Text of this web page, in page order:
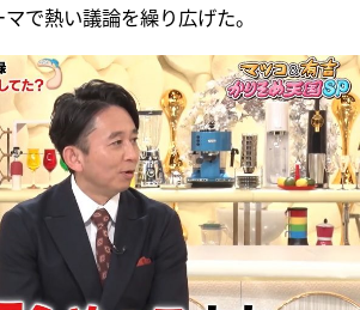
で熱い議論を繰り広げた。